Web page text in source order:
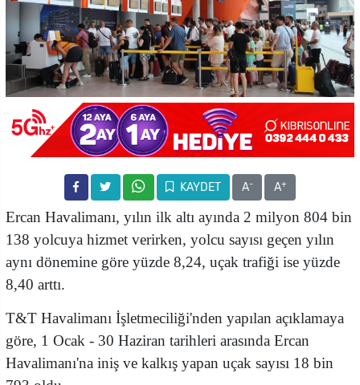
KAYDET A- A+
Ercan Havalimanı, yılın ilk altı ayında 2 milyon 804 bin
138 yolcuya hizmet verirken, yolcu sayısı geçen yılın
aynı dönemine göre yüzde 8,24, uçak trafiği ise yüzde
8,40 arttı.
T&T Havalimanı İşletmeciliği'nden yapılan açıklamaya
göre, 1 Ocak - 30 Haziran tarihleri arasında Ercan
Havalimanı'na iniş ve kalkış yapan uçak sayısı 18 bin